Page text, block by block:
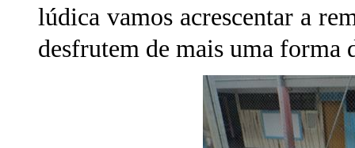
lúdica vamos acrescentar a
desfrutem de mais uma forma